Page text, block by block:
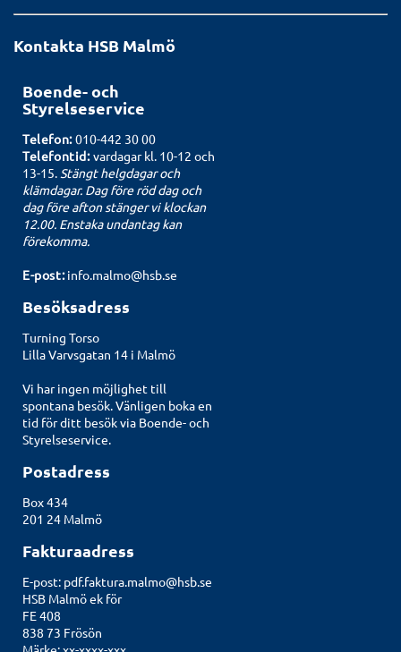
Kontakta HSB Malmö
Boende- och
Styrelseservice
Telefon:010-442 30 00
Telefontid:vardagar kl. 10-12 och
13-15. Stängt helgdagar och
klämdagar. Dag före röd dag och
dag före afton stänger vi klockan
12.00. Enstaka undantag kan
förekomma.
E-post: info.malmo@hsb.se
Besöksadress
Turning Torso
Lilla Varvsgatan 14 i Malmö
Vi har ingen möjlighet till
spontana besök. Vänligen boka en
tid för ditt besök via Boende- och
Styrelseservice.
Postadress
Box 434
201 24 Malmö
Fakturaadress
E-post: pdf.faktura.malmo@hsb.se
HSB Malmö ek för
FE 408
838 73 Frösön